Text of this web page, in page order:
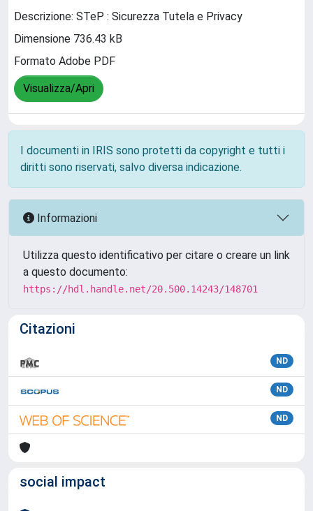
Descrizione: STeP : Sicurezza Tutela e Privacy
Dimensione 736.43 kB
Formato Adobe PDF
Visualizza/Apri
I documenti in IRIS sono protetti da copyright e tutti i
diritti sono riservati, salvo diversa indicazione.
Informazioni
Utilizza questo identificativo per citare o creare un link
a questo documento:
https://hdl.handle.net/20.500.14243/148701
Citazioni
ND
ND
ND
social impact